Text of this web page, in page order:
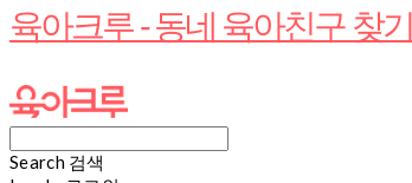
육아크루 - 동네 육아친구 찾기
Search 검색